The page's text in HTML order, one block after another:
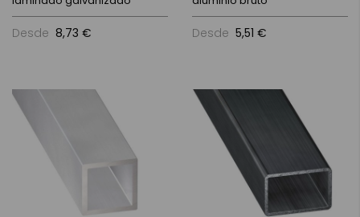
Desde 8,73 € Desde 5,51 €